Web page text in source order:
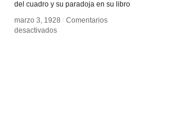
del cuadro y su paradoja en su libro
marzo 3, 1928 / Comentarios
desactivadosen
marzo 3, 1928 / Comentarios
desactivadosen